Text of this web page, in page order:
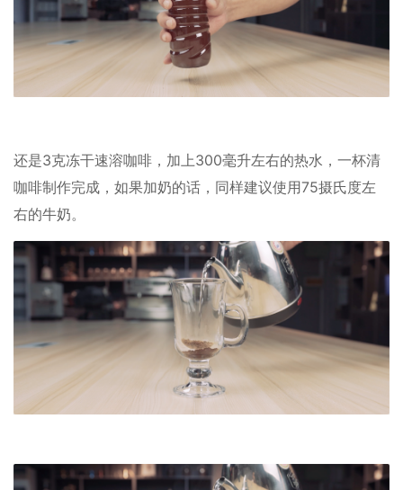
还是3克冻干速溶咖啡，加上300毫升左右的热水，一杯清
咖啡制作完成，如果加奶的话，同样建议使用75摄氏度左
右的牛奶。